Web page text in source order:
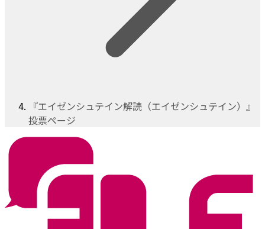
『エイゼンシュテイン解読（エイゼンシュテイン）』
投票ページ